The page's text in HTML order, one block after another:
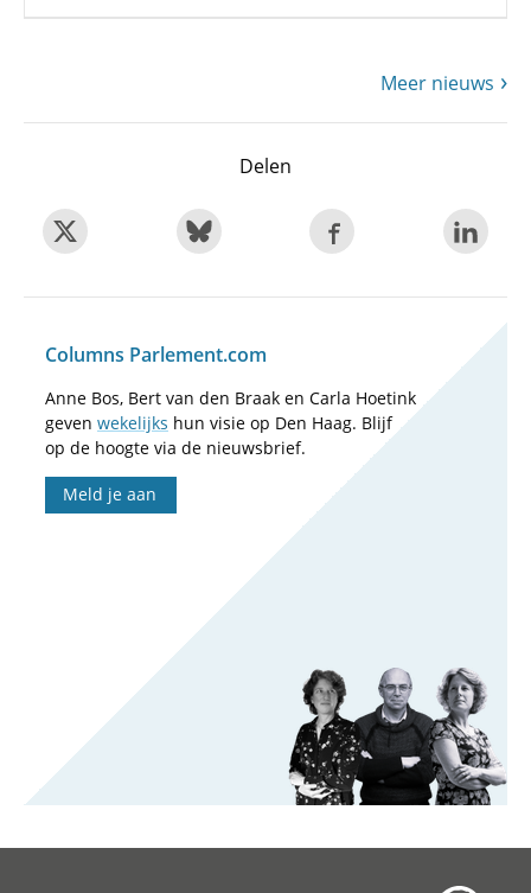
Meer nieuws
Delen
Columns Parlement.com
Anne Bos, Bert van den Braak en Carla Hoetink
geven wekelijks hun visie op Den Haag. Blijf
op de hoogte via de nieuwsbrief.
Meld je aan